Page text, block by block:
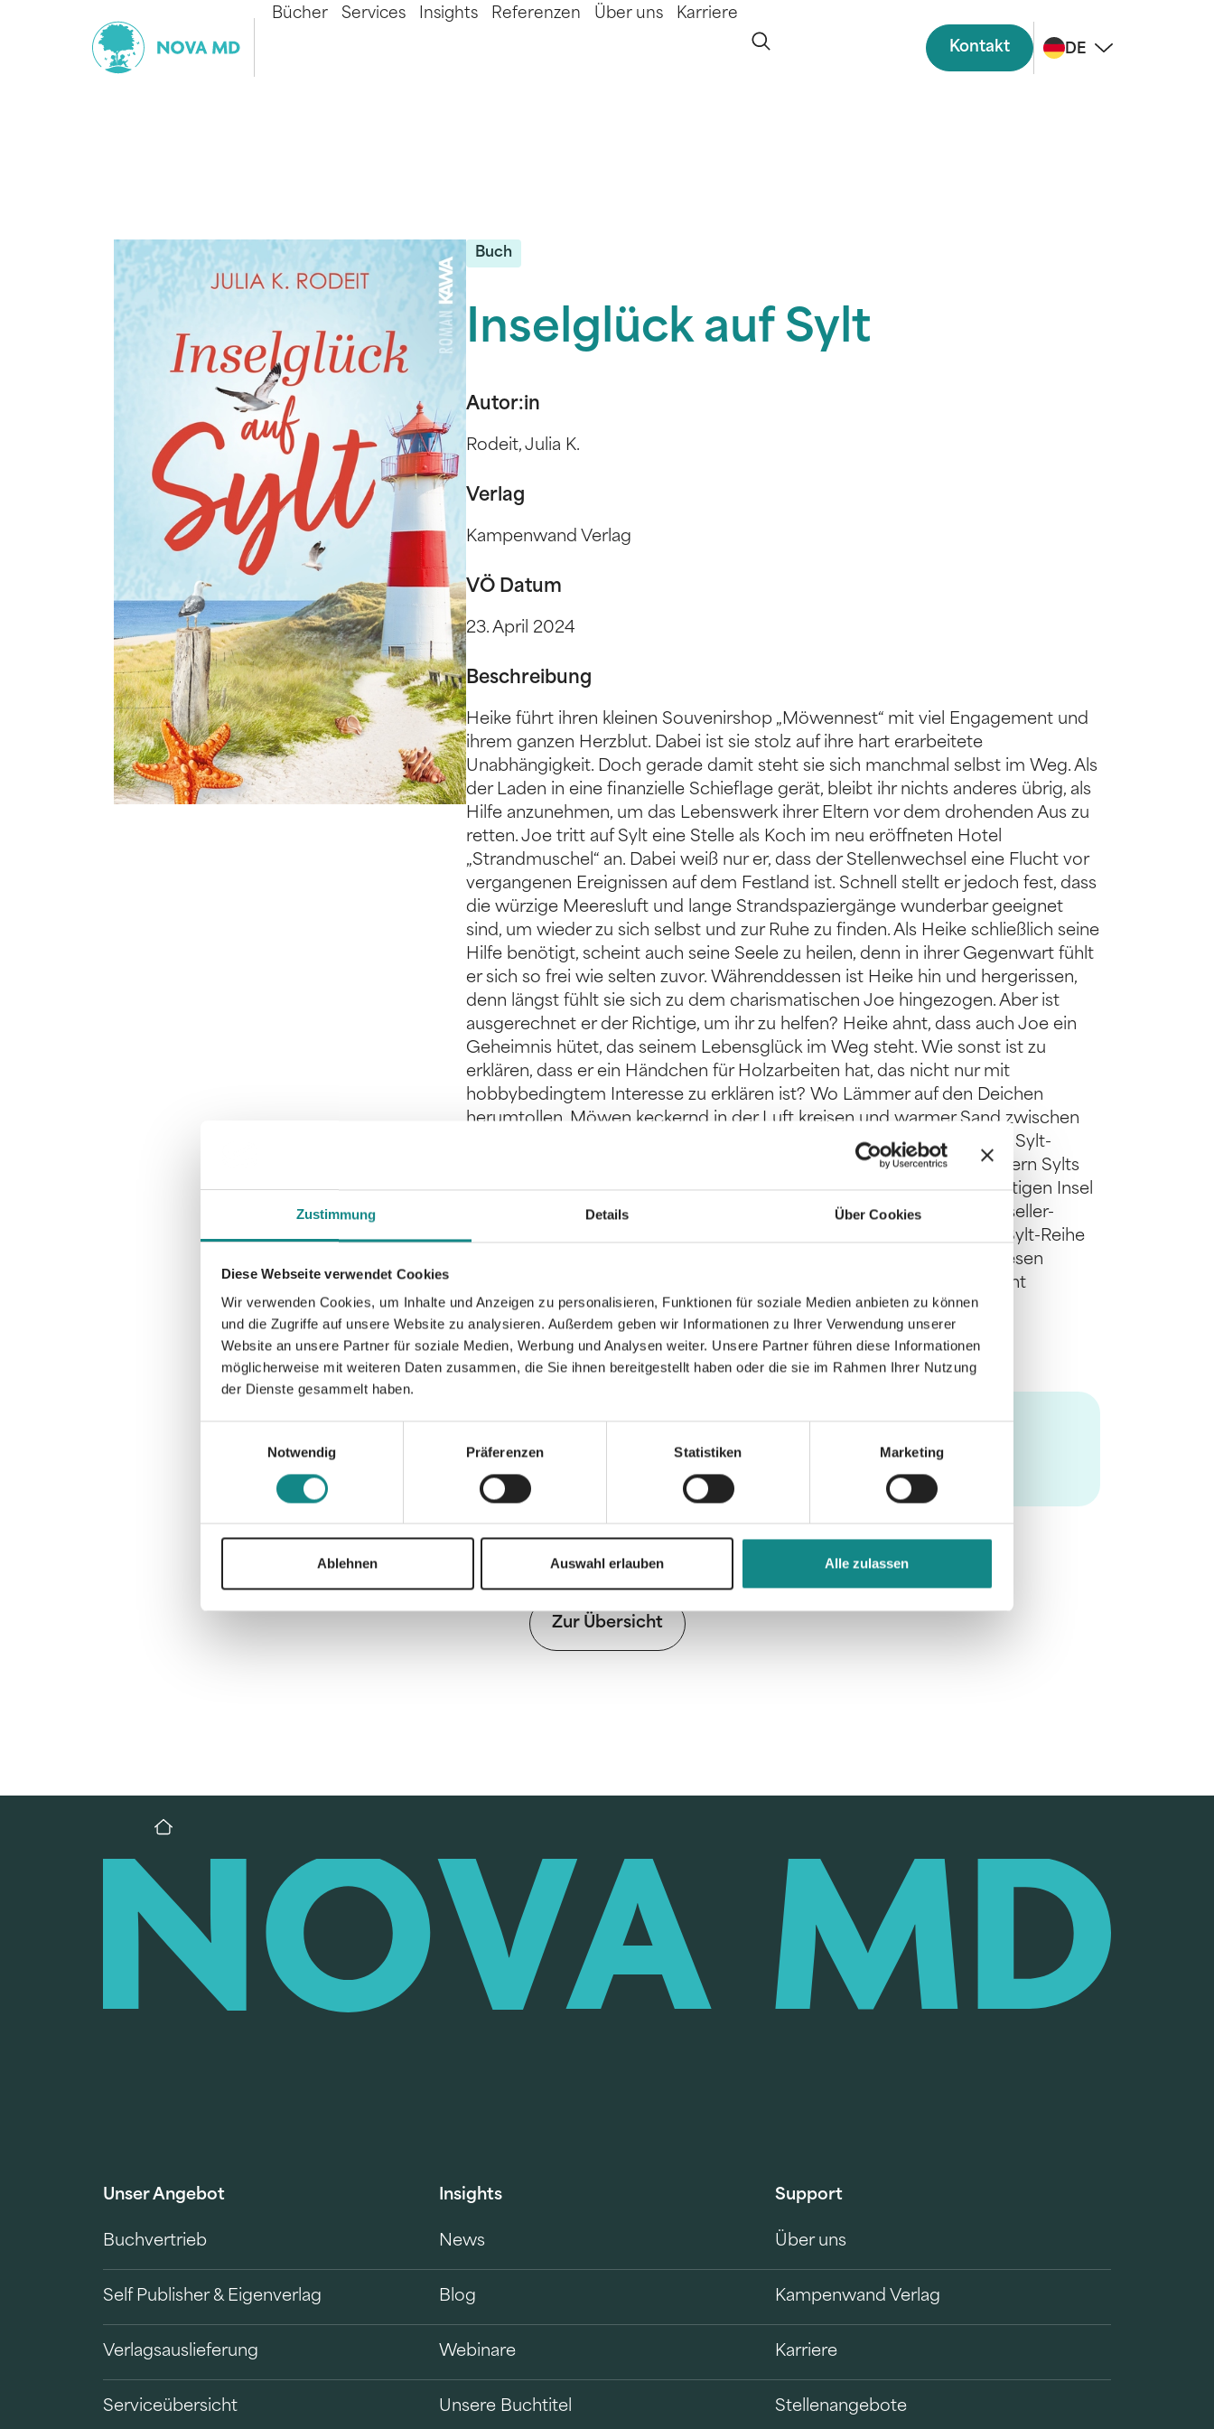
Zustimmung Details Über Cookies
Diese Webseite verwendet Cookies
Wir verwenden Cookies, um Inhalte und Anzeigen zu personalisieren, Funktionen für soziale Medien anbieten zu können
und die Zugriffe auf unsere Website zu analysieren. Außerdem geben wir Informationen zu Ihrer Verwendung unserer
Website an unsere Partner für soziale Medien, Werbung und Analysen weiter. Unsere Partner führen diese Informationen
möglicherweise mit weiteren Daten zusammen, die Sie ihnen bereitgestellt haben oder die sie im Rahmen Ihrer Nutzung
der Dienste gesammelt haben.
Notwendig
Präferenzen Statistiken Marketing
Ablehnen Auswahl erlauben Alle zulassen
Bücher Services Insights Referenzen Über uns Karriere
Kontakt DE
Buch
Inselglück auf Sylt
Autor:in
Rodeit, Julia K.
Verlag
Kampenwand Verlag
VÖ Datum
23. April 2024
Beschreibung
Heike führt ihren kleinen Souvenirshop „Möwennest“ mit viel Engagement und
ihrem ganzen Herzblut. Dabei ist sie stolz auf ihre hart erarbeitete
Unabhängigkeit. Doch gerade damit steht sie sich manchmal selbst im Weg. Als
der Laden in eine finanzielle Schieflage gerät, bleibt ihr nichts anderes übrig, als
Hilfe anzunehmen, um das Lebenswerk ihrer Eltern vor dem drohenden Aus zu
retten. Joe tritt auf Sylt eine Stelle als Koch im neu eröffneten Hotel
„Strandmuschel“ an. Dabei weiß nur er, dass der Stellenwechsel eine Flucht vor
vergangenen Ereignissen auf dem Festland ist. Schnell stellt er jedoch fest, dass
die würzige Meeresluft und lange Strandspaziergänge wunderbar geeignet
sind, um wieder zu sich selbst und zur Ruhe zu finden. Als Heike schließlich seine
Hilfe benötigt, scheint auch seine Seele zu heilen, denn in ihrer Gegenwart fühlt
er sich so frei wie selten zuvor. Währenddessen ist Heike hin und hergerissen,
denn längst fühlt sie sich zu dem charismatischen Joe hingezogen. Aber ist
ausgerechnet er der Richtige, um ihr zu helfen? Heike ahnt, dass auch Joe ein
Geheimnis hütet, das seinem Lebensglück im Weg steht. Wie sonst ist zu
erklären, dass er ein Händchen für Holzarbeiten hat, das nicht nur mit
hobbybedingtem Interesse zu erklären ist? Wo Lämmer auf den Deichen
herumtollen, Möwen keckernd in der Luft kreisen und warmer Sand zwischen
den Zehen rieselt, ist Platz für traumhafte Inselromantik dieses neuen Sylt-
Romans. Träumen, lieben und lachen mit den warmherzigen Bewohnern Sylts
und eine Happy-End-Garantie in der Dünenlandschaft dieser einzigartigen Insel
sind die Zutaten, mit denen der neue Roman aus der Feder von Bestseller-
Autorin Julia K. Rodeit gewürzt ist. Alle Romane der Inselträume-auf-Sylt-Reihe
sind in sich abgeschlossen und können unabhängig voneinander gelesen
werden. Ein Wiedersehen mit liebgewonnenen Personen ist aber nicht
ausgeschlossen ...
Zur Übersicht
Unser Angebot
Buchvertrieb
Self Publisher & Eigenverlag
Verlagsauslieferung
Serviceübersicht
Insights
News
Blog
Webinare
Unsere Buchtitel
Support
Über uns
Kampenwand Verlag
Karriere
Stellenangebote